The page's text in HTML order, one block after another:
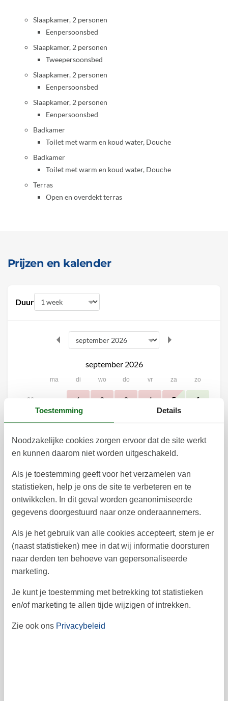
Slaapkamer, 2 personen
Eenpersoonsbed
Slaapkamer, 2 personen
Tweepersoonsbed
Slaapkamer, 2 personen
Eenpersoonsbed
Slaapkamer, 2 personen
Eenpersoonsbed
Badkamer
Toilet met warm en koud water, Douche
Badkamer
Toilet met warm en koud water, Douche
Terras
Open en overdekt terras
Prijzen en kalender
Duur
september 2026
ma di wo do vr za zo
36 1 2 3 4 5 6
7 8 9
38 14 15 16 17 18 19 20
28 29 30
41
oktober 2026
ma di wo do vr za zo
41
42 12 13 14 15 16 17 18
Toestemming Details
Noodzakelijke cookies zorgen ervoor dat de site werkt
en kunnen daarom niet worden uitgeschakeld.
Als je toestemming geeft voor het verzamelen van
statistieken, help je ons de site te verbeteren en te
ontwikkelen. In dit geval worden geanonimiseerde
gegevens doorgestuurd naar onze onderaannemers.
Als je het gebruik van alle cookies accepteert, stem je er
(naast statistieken) mee in dat wij informatie doorsturen
naar derden ten behoeve van gepersonaliseerde
marketing.
Je kunt je toestemming met betrekking tot statistieken
en/of marketing te allen tijde wijzigen of intrekken.
Zie ook ons Privacybeleid